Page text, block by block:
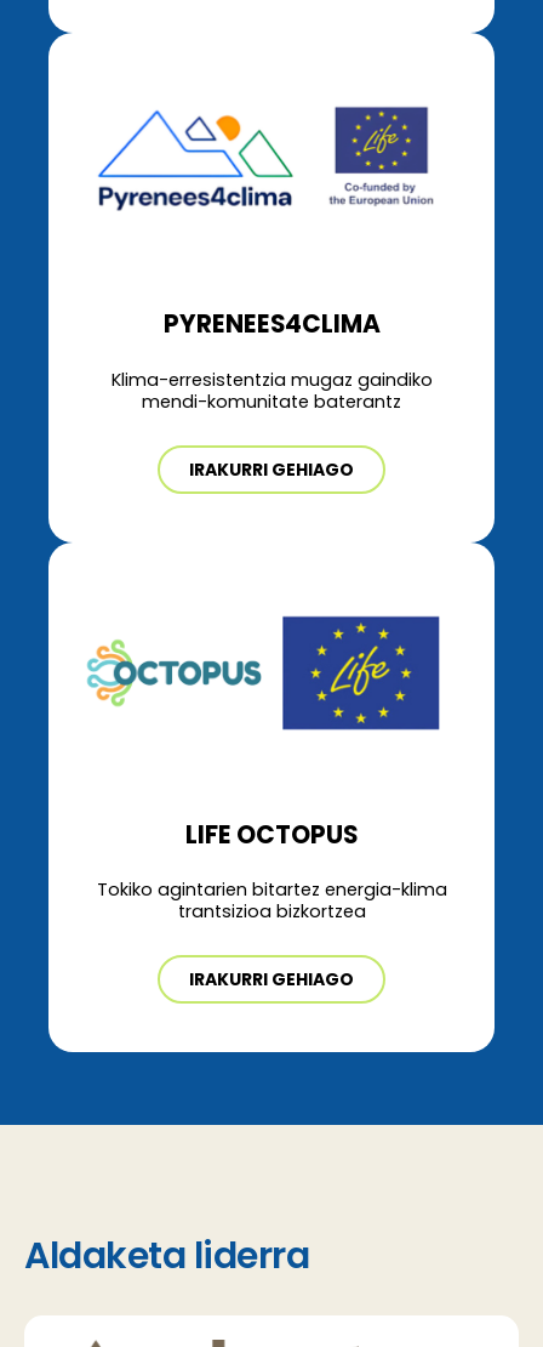
PYRENEES4CLIMA
Klima-erresistentzia mugaz gaindiko
mendi-komunitate baterantz
IRAKURRI GEHIAGO
LIFE OCTOPUS
Tokiko agintarien bitartez energia-klima
trantsizioa bizkortzea
IRAKURRI GEHIAGO
Aldaketa liderra